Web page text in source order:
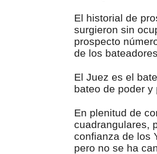
El historial de
surgieron sin
prospecto
de los
El Juez es el
bateo de poder y
En plenitud de
cuadrangulares,
confianza de los
pero no se ha